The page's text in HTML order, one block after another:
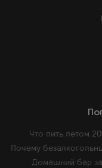
Что пить летом
Почему
Домашний бар